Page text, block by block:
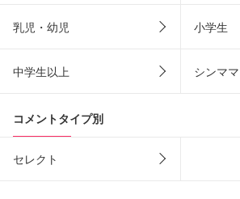
乳児・幼児 小学生
中学生以上 シンママ
コメントタイプ別
セレクト